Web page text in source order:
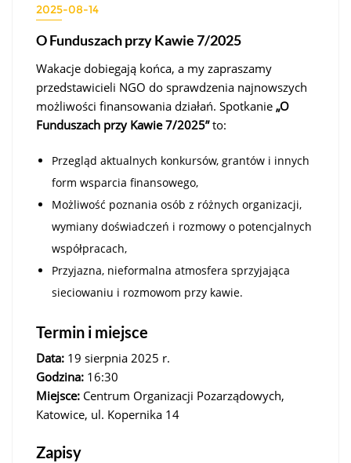
2025-08-14
O Funduszach przy Kawie 7/2025
Wakacje dobiegają końca, a my zapraszamy
przedstawicieli NGO do sprawdzenia najnowszych
możliwości finansowania działań. Spotkanie „O
Funduszach przy Kawie 7/2025”to:
Przegląd aktualnych konkursów, grantów i innych
form wsparcia finansowego,
Możliwość poznania osób z różnych organizacji,
wymiany doświadczeń i rozmowy o potencjalnych
współpracach,
Przyjazna, nieformalna atmosfera sprzyjająca
sieciowaniu i rozmowom przy kawie.
Termin i miejsce
Data: 19 sierpnia 2025 r.
Godzina: 16:30
Miejsce: Centrum Organizacji Pozarządowych,
Katowice, ul. Kopernika 14
Zapisy